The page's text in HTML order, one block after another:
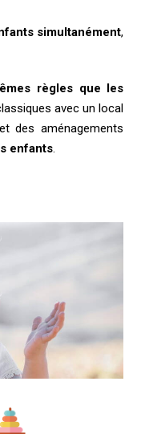
simultanément,
règles que les
avec un local
des aménagements
enfants.